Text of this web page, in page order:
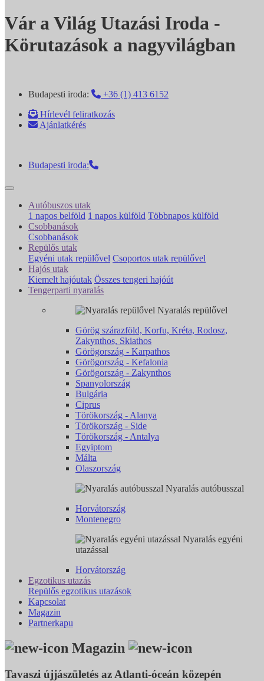
Vár a Világ Utazási Iroda -
Körutazások a nagyvilágban
Budapesti iroda:
+36 (1) 413 6152
Hírlevél feliratkozás
Ajánlatkérés
Budapesti iroda:
Autóbuszos utak
1 napos belföld 1 napos külföld Többnapos külföld
Csobbanások
Csobbanások
Repülős utak
Egyéni utak repülővel Csoportos utak repülővel
Hajós utak
Kiemelt hajóutak Összes tengeri hajóút
Tengerparti nyaralás
Nyaralás repülővel
Görög szárazföld, Korfu, Kréta, Rodosz,
Zakynthos, Skiathos
Görögország - Karpathos
Görögország - Kefalonia
Görögország - Zakynthos
Spanyolország
Bulgária
Ciprus
Törökország - Alanya
Törökország - Side
Törökország - Antalya
Egyiptom
Málta
Olaszország
Nyaralás autóbusszal
Horvátország
Montenegro
Nyaralás egyéni
utazással
Horvátország
Egzotikus utazás
Repülős egzotikus utazások
Kapcsolat
Magazin
Partnerkapu
Magazin
Tavaszi újjászületés az Atlanti-óceán közepén